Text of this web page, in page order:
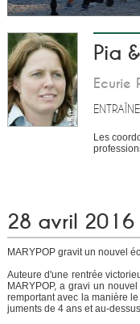
Pia
Ecurie
Les
28 avril 2016
MARYPOP gravit un nouvel
Auteure d'une rentrée
MARYPOP, a gravi un
remportant avec la manière
juments de 4 ans et au-